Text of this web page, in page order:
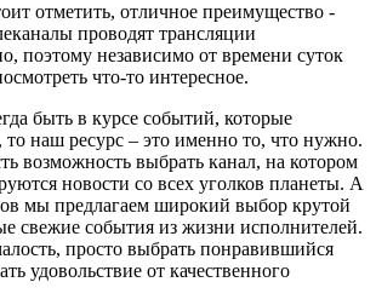
отметить, отличное преимущество -
проводят трансляции
поэтому независимо от времени суток
что-то интересное.
быть в курсе событий, которые
то наш ресурс – это именно то, что нужно.
возможность выбрать канал, на котором
новости со всех уголков планеты. А
мы предлагаем широкий выбор крутой
свежие события из жизни исполнителей.
просто выбрать понравившийся
удовольствие от качественного